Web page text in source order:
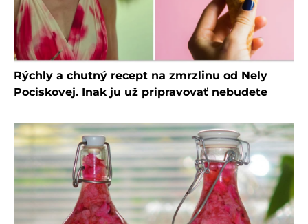
Rýchly a chutný recept na zmrzlinu od Nely
Pociskovej. Inak ju už pripravovať nebudete